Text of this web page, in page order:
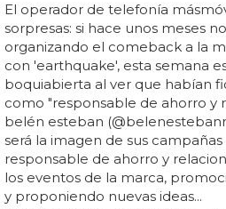
El operador de telefonía
sorpresas: si hace unos meses
organizando el comeback a la
con 'earthquake', esta semana
boquiabierta al ver que habían
como "responsable de ahorro y
belén esteban
será la imagen de sus
responsable de ahorro y
los eventos de la marca,
y proponiendo nuevas ideas...